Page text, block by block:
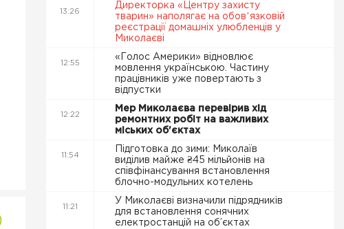
13:26
Директорка «Центру захисту
тварин» наполягає на обовʼязковій
реєстрації домашніх улюбленців у
Миколаєві
12:55
«Голос Америки» відновлює
мовлення українською. Частину
працівників уже повертають з
відпустки
12:22
Мер Миколаєва перевірив хід
ремонтних робіт на важливих
міських об'єктах
11:54
Підготовка до зими: Миколаїв
виділив майже ₴45 мільйонів на
співфінансування встановлення
блочно-модульних котелень
11:21
У Миколаєві визначили підрядників
для встановлення сонячних
електростанцій на об’єктах